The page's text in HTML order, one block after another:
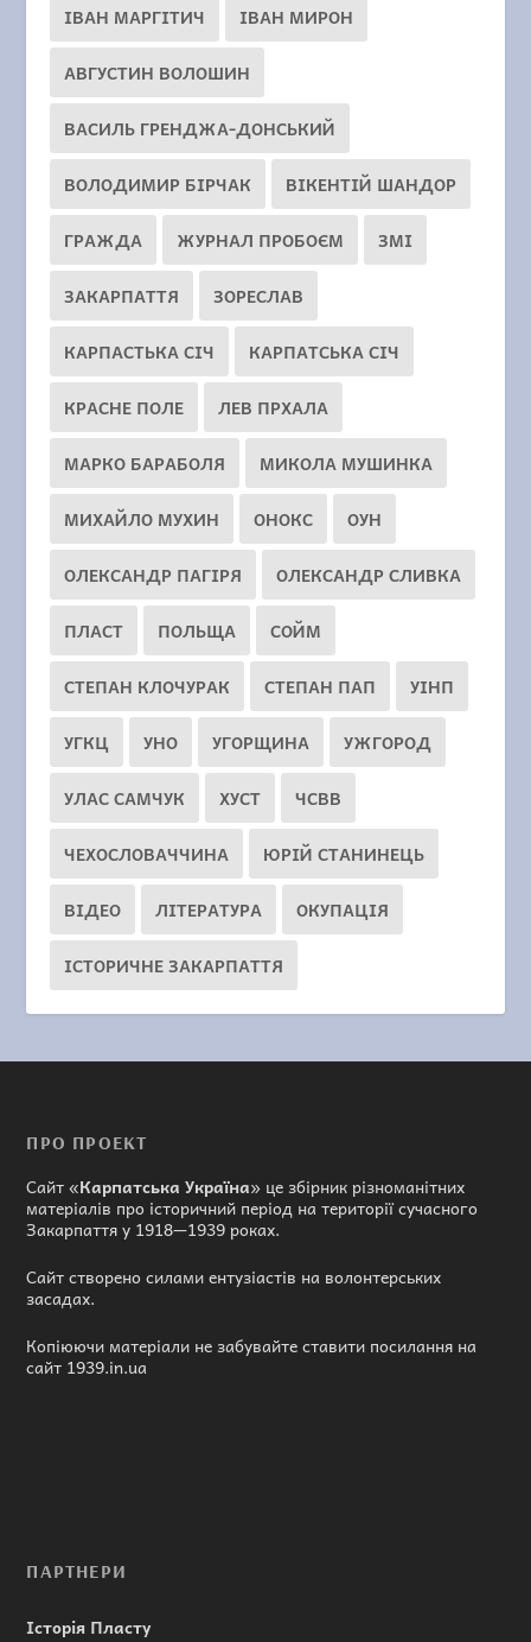
ІВАН МАРГІТИЧ ІВАН МИРОН
АВГУСТИН ВОЛОШИН
ВАСИЛЬ ГРЕНДЖА-ДОНСЬКИЙ
ВОЛОДИМИР БІРЧАК ВІКЕНТІЙ ШАНДОР
ГРАЖДА ЖУРНАЛ ПРОБОЄМ ЗМІ
ЗАКАРПАТТЯ ЗОРЕСЛАВ
КАРПАСТЬКА СІЧ КАРПАТСЬКА СІЧ
КРАСНЕ ПОЛЕ ЛЕВ ПРХАЛА
МАРКО БАРАБОЛЯ МИКОЛА МУШИНКА
МИХАЙЛО МУХИН ОНОКС ОУН
ОЛЕКСАНДР ПАГІРЯ ОЛЕКСАНДР СЛИВКА
ПЛАСТ ПОЛЬЩА СОЙМ
СТЕПАН КЛОЧУРАК СТЕПАН ПАП УІНП
УГКЦ УНО УГОРЩИНА УЖГОРОД
УЛАС САМЧУК ХУСТ ЧСВВ
ЧЕХОСЛОВАЧЧИНА ЮРІЙ СТАНИНЕЦЬ
ВІДЕО ЛІТЕРАТУРА ОКУПАЦІЯ
ІСТОРИЧНЕ ЗАКАРПАТТЯ
ПРО ПРОЕКТ
Сайт «Карпатська Україна» це збірник різноманітних
матеріалів про історичний період на території сучасного
Закарпаття у 1918—1939 роках.
Сайт створено силами ентузіастів на волонтерських
засадах.
Копіюючи матеріали не забувайте ставити посилання на
сайт 1939.in.ua
ПАРТНЕРИ
Історія Пласту